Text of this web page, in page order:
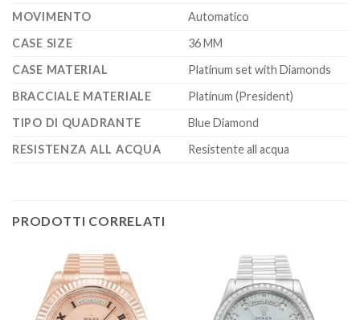
MOVIMENTO
Automatico
CASE SIZE
36 MM
CASE MATERIAL
Platinum set with Diamonds
BRACCIALE MATERIALE
Platinum (President)
TIPO DI QUADRANTE
Blue Diamond
RESISTENZA ALL ACQUA
Resistente all acqua
PRODOTTI CORRELATI